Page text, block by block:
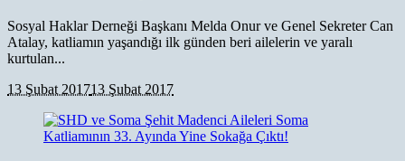
Sosyal Haklar Derneği Başkanı Melda Onur ve Genel Sekreter Can
Atalay, katliamın yaşandığı ilk günden beri ailelerin ve yaralı
kurtulan...
13 Şubat 201713 Şubat 2017